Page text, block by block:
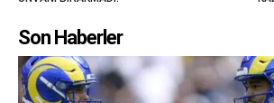
Son Haberler